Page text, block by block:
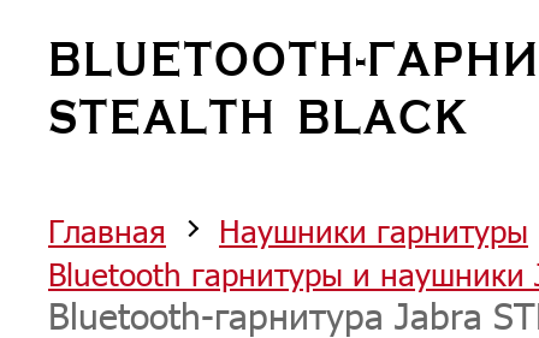
BLUETOOTH-
STEALTH BLACK
Главная
Наушники гарнитуры
Bluetooth гарнитуры и наушники
Bluetooth-гарнитура Jabra